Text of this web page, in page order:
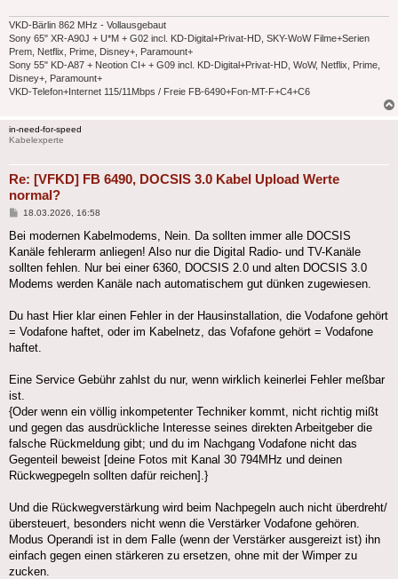
VKD-Bärlin 862 MHz - Vollausgebaut
Sony 65" XR-A90J + U*M + G02 incl. KD-Digital+Privat-HD, SKY-WoW Filme+Serien
Prem, Netflix, Prime, Disney+, Paramount+
Sony 55" KD-A87 + Neotion CI+ + G09 incl. KD-Digital+Privat-HD, WoW, Netflix, Prime,
Disney+, Paramount+
VKD-Telefon+Internet 115/11Mbps / Freie FB-6490+Fon-MT-F+C4+C6
in-need-for-speed
Kabelexperte
Re: [VFKD] FB 6490, DOCSIS 3.0 Kabel Upload Werte
normal?
Beitrag
18.03.2026, 16:58
Bei modernen Kabelmodems, Nein. Da sollten immer alle DOCSIS
Kanäle fehlerarm anliegen! Also nur die Digital Radio- und TV-Kanäle
sollten fehlen. Nur bei einer 6360, DOCSIS 2.0 und alten DOCSIS 3.0
Modems werden Kanäle nach automatischem gut dünken zugewiesen.
Du hast Hier klar einen Fehler in der Hausinstallation, die Vodafone gehört
= Vodafone haftet, oder im Kabelnetz, das Vofafone gehört = Vodafone
haftet.
Eine Service Gebühr zahlst du nur, wenn wirklich keinerlei Fehler meßbar
ist.
{Oder wenn ein völlig inkompetenter Techniker kommt, nicht richtig mißt
und gegen das ausdrückliche Interesse seines direkten Arbeitgeber die
falsche Rückmeldung gibt; und du im Nachgang Vodafone nicht das
Gegenteil beweist [deine Fotos mit Kanal 30 794MHz und deinen
Rückwegpegeln sollten dafür reichen].}
Und die Rückwegverstärkung wird beim Nachpegeln auch nicht überdreht/
übersteuert, besonders nicht wenn die Verstärker Vodafone gehören.
Modus Operandi ist in dem Falle (wenn der Verstärker ausgereizt ist) ihn
einfach gegen einen stärkeren zu ersetzen, ohne mit der Wimper zu
zucken.